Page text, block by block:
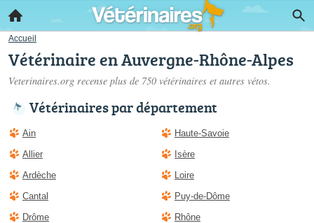
Accueil
Vétérinaire en Auvergne-Rhône-Alpes
Veterinaires.org recense plus de 750 vétérinaires et autres vétos.
Vétérinaires par département
Ain
Allier
Ardèche
Cantal
Drôme
Haute-Savoie
Isère
Loire
Puy-de-Dôme
Rhône